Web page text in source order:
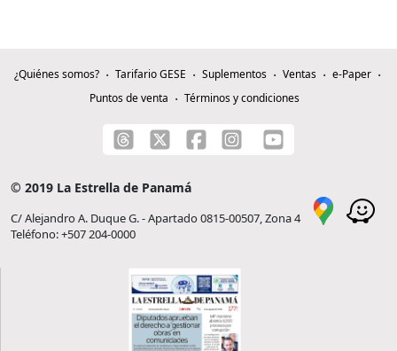
¿Quiénes somos? Tarifario GESE Suplementos Ventas
e-Paper
Puntos de venta
Términos y condiciones
© 2019 La Estrella de Panamá
C/ Alejandro A. Duque G. - Apartado 0815-00507, Zona 4
Teléfono: +507 204-0000